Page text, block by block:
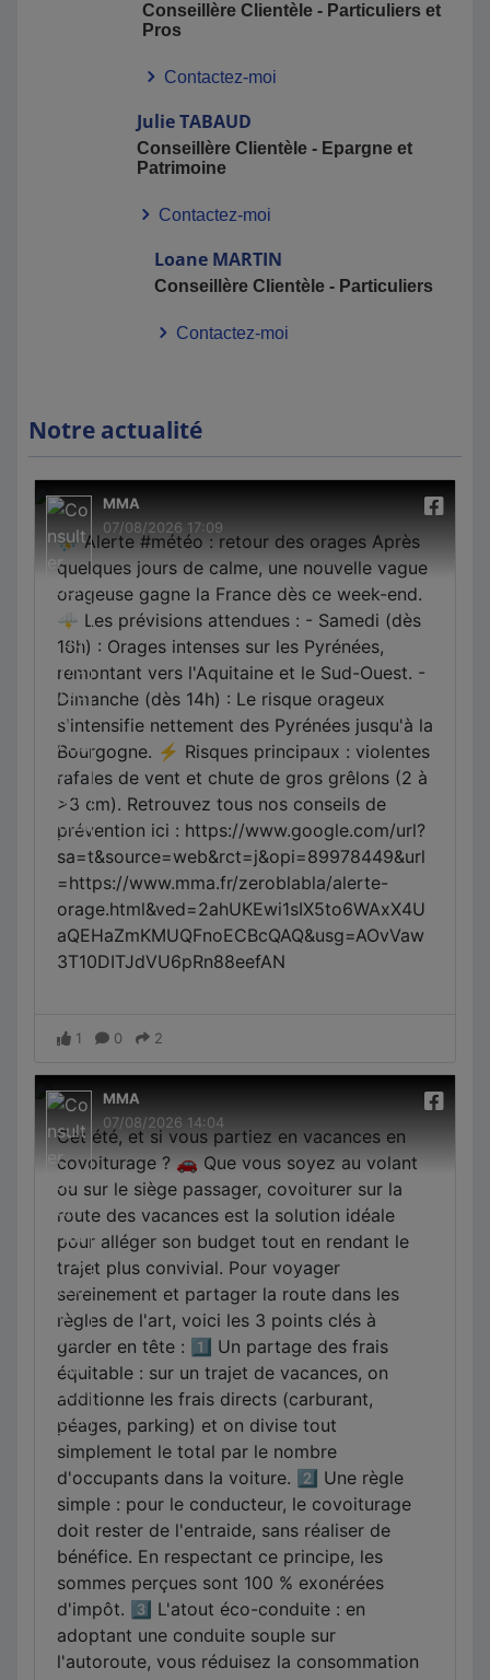
Conseillère Clientèle - Particuliers et
Pros
Contactez-moi
Julie TABAUD
Conseillère Clientèle - Epargne et
Patrimoine
Contactez-moi
Loane MARTIN
Conseillère Clientèle - Particuliers
Contactez-moi
Notre actualité